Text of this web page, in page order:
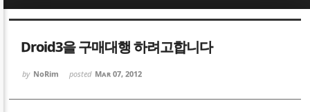
Droid3을 구매대행 하려고합니다
by NoRim posted Mar 07, 2012
Sketchbook5, 스케치북5
Sketchbook5, 스케치북5